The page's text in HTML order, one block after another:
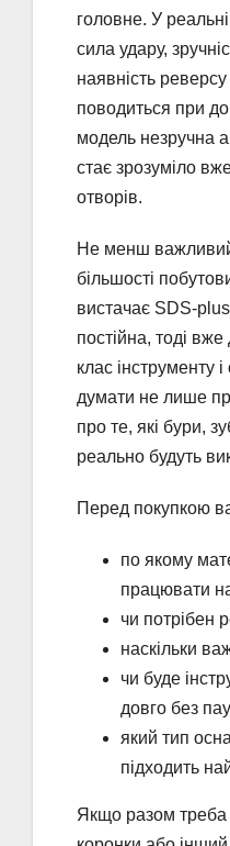
головне. У
сила удару,
наявність реверсу
поводиться при
модель незручна
стає зрозуміло
отворів.
Не менш
більшості
вистачає SDS-
постійна, тоді
клас інструменту
думати не лише
про те, які бури,
реально будуть
Перед покупкою
по якому
працювати
чи потрібен
наскільки
чи буде
довго без
який тип
підходить
Якщо разом треба